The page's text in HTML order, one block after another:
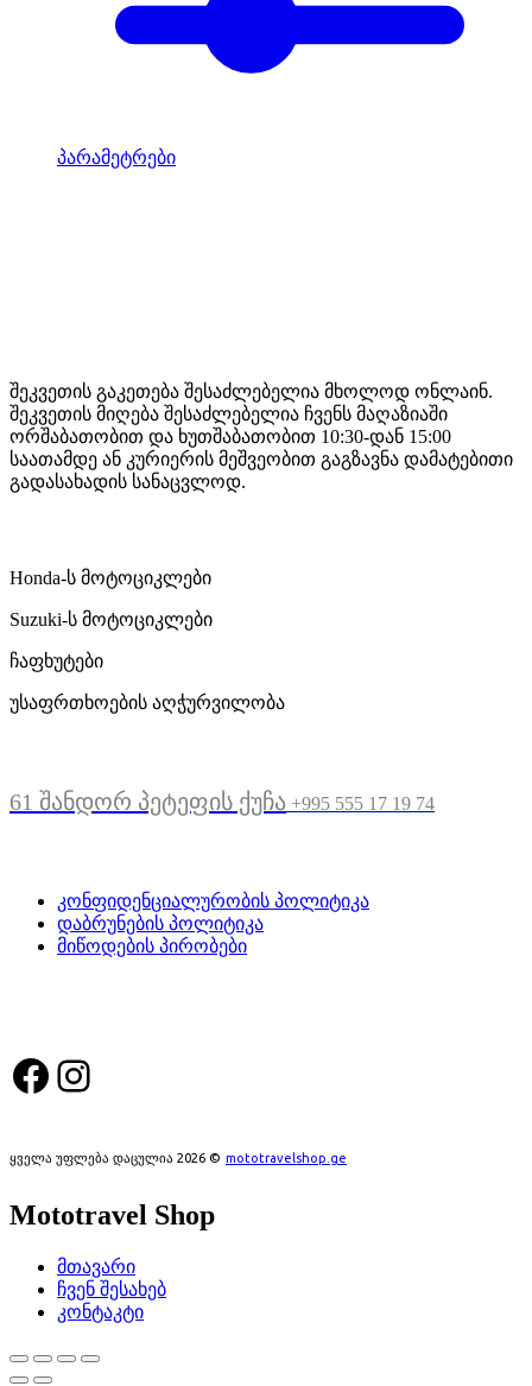
პარამეტრები
შეკვეთის გაკეთება შესაძლებელია მხოლოდ ონლაინ.
შეკვეთის მიღება შესაძლებელია ჩვენს მაღაზიაში
ორშაბათობით და ხუთშაბათობით 10:30-დან 15:00
საათამდე ან კურიერის მეშვეობით გაგზავნა დამატებითი
გადასახადის სანაცვლოდ.
Honda-ს მოტოციკლები
Suzuki-ს მოტოციკლები
ჩაფხუტები
უსაფრთხოების აღჭურვილობა
61 შანდორ პეტეფის ქუჩა +995 555 17 19 74
კონფიდენციალურობის პოლიტიკა
დაბრუნების პოლიტიკა
მიწოდების პირობები
Facebook
Instagram
ყველა უფლება დაცულია 2026 © mototravelshop.ge
Mototravel Shop
მთავარი
ჩვენ შესახებ
კონტაკტი